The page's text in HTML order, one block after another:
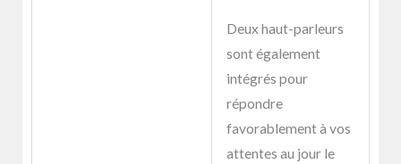
Deux haut-parleurs
sont également
intégrés pour
répondre
favorablement à vos
attentes au jour le